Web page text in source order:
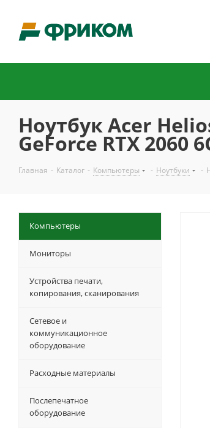
Ноутбук Acer
GeForce RTX 2060
Главная - Каталог - Компьютеры - Ноутбуки -
Компьютеры
Мониторы
Устройства печати,
копирования, сканирования
Сетевое и
коммуникационное
оборудование
Расходные материалы
Послепечатное
оборудование